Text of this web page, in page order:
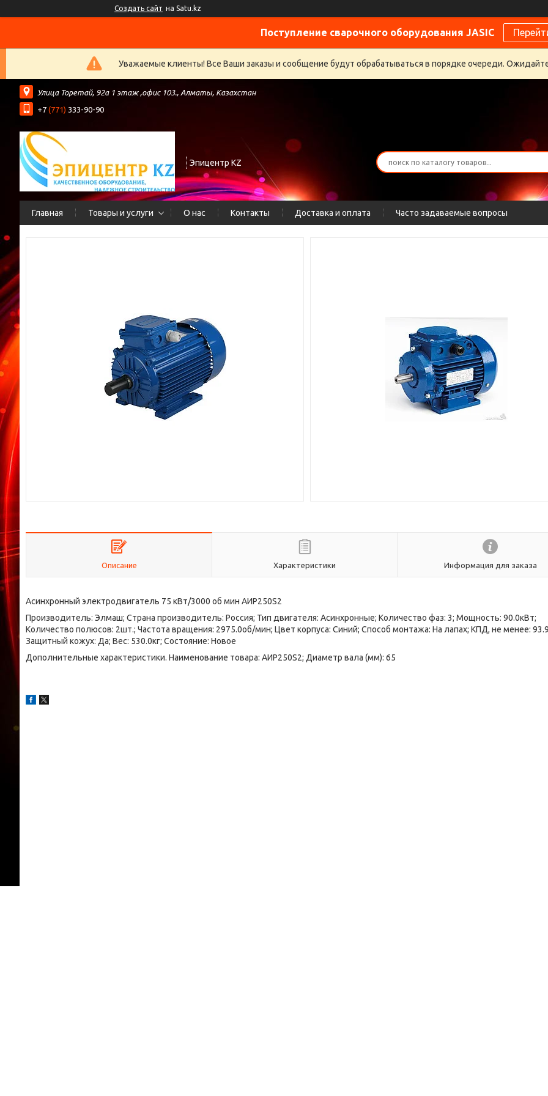
Создать сайт на Satu.kz
Поступление сварочного оборудования JASIC
Уважаемые клиенты! Все Ваши заказы и сообщение будут обрабатываться в порядке очереди.
​Улица Торетай, 92а​ 1 этаж ,офис 103., Алматы, Казахстан
+7 (771) 333-90-90
Эпицентр KZ
Главная Товары и услуги О нас Контакты Доставка и оплата Часто задаваемые вопросы
Описание Характеристики Информация для заказа
Асинхронный электродвигатель 75 кВт/3000 об мин АИР250S2
Производитель: Элмаш; Страна производитель: Россия; Тип двигателя: Асинхронные; Количество фаз: 3; Мощность: 90.0кВт;
Количество полюсов: 2шт.; Частота вращения: 2975.0об/мин; Цвет корпуса: Синий; Способ монтажа: На лапах; КПД, не менее:
Защитный кожух: Да; Вес: 530.0кг; Состояние: Новое
Дополнительные характеристики. Наименование товара: АИР250S2; Диаметр вала (мм): 65